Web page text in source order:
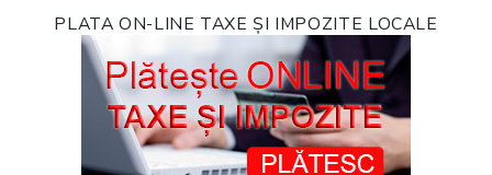
PLATA ON-LINE TAXE ȘI IMPOZITE LOCALE